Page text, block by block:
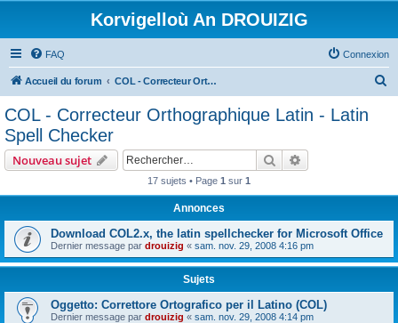
Korvigelloù An DROUIZIG
FAQ Connexion
Accueil du forum COL - Correcteur Orthographique Latin - Latin Spell Checker
COL - Correcteur Orthographique Latin - Latin
Spell Checker
Nouveau sujet Rechercher
17 sujets • Page 1 sur 1
Annonces
Download COL2.x, the latin spellchecker for Microsoft Office
Dernier message par drouizig « sam. nov. 29, 2008 4:16 pm
Sujets
Oggetto: Correttore Ortografico per il Latino (COL)
Dernier message par drouizig « sam. nov. 29, 2008 4:14 pm